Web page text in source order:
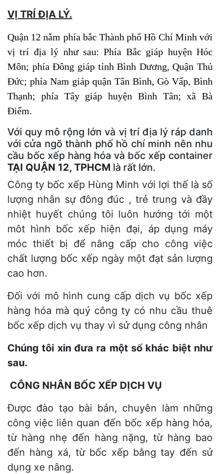
VỊ TRÍ ĐỊA LÝ.
Quận 12 nằm phía bắc Thành phố Hồ Chí Minh với
vị trí địa lý như sau: Phía Bắc giáp huyện Hóc
Môn; phía Đông giáp tỉnh Bình Dương, Quận Thủ
Đức; phía Nam giáp quận Tân Bình, Gò Vấp, Bình
Thạnh; phía Tây giáp huyện Bình Tân; xã Bà
Điểm.
Với quy mô rộng lớn và vị trí địa lý ráp danh
với cửa ngõ thành phố hồ chí minh nên nhu
cầu bốc xếp hàng hóa và bốc xếp container
TẠI QUẬN 12, TPHCM là rất lớn.
Công ty bốc xếp Hùng Minh với lợi thế là số
lượng nhân sự đông đúc , trẻ trung và đầy
nhiệt huyết chúng tôi luôn hướng tới một
môt hình bốc xếp hiện đại, áp dụng máy
móc thiết bị để nâng cấp cho công việc
chất lượng bốc xếp ngày một đạt sản lượng
cao hơn.
Đối với mô hình cung cấp dịch vụ bốc xếp
hàng hóa mà quý công ty có nhu cầu thuê
bốc xếp dịch vụ thay vì sử dụng công nhân
Chúng tôi xin đưa ra một số khác biệt như
sau.
CÔNG NHÂN BỐC XẾP DỊCH VỤ
Được đào tạo bài bản, chuyên làm những
công việc liên quan đến bốc xếp hàng hóa,
từ hàng nhẹ đến hàng nặng, từ hàng bao
đến hàng xá, từ bốc xếp bằng tay đến sử
dụng xe nâng.